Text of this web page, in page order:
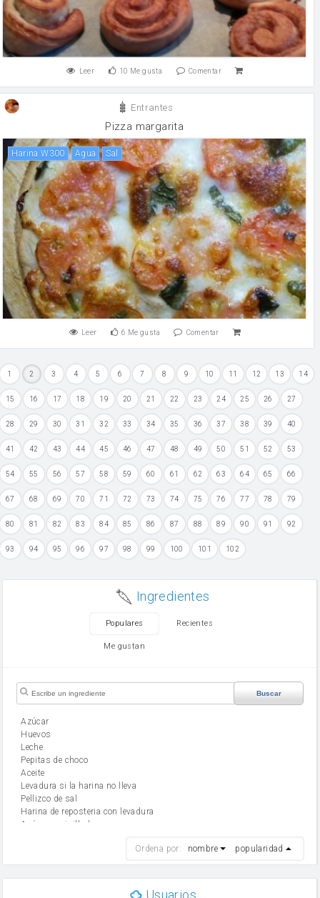
Leer 10 Me gusta Comentar
Entrantes
Pizza margarita
Harina W300 agua sal
Leer 6 Me gusta Comentar
1 2 3 4 5 6 7 8 9 10 11 12 13 14
15 16 17 18 19 20 21 22 23 24 25 26 27
28 29 30 31 32 33 34 35 36 37 38 39 40
41 42 43 44 45 46 47 48 49 50 51 52 53
54 55 56 57 58 59 60 61 62 63 64 65 66
67 68 69 70 71 72 73 74 75 76 77 78 79
80 81 82 83 84 85 86 87 88 89 90 91 92
93 94 95 96 97 98 99 100 101 102
Ingredientes
Populares Recientes
Me gustan
Buscar
Azúcar
huevos
leche
Pepitas de choco
aceite
Levadura si la harina no lleva
Pellizco de sal
Harina de reposteria con levadura
Azúcar avainillado
mantequilla
Ordena por: nombre popularidad
Usuarios